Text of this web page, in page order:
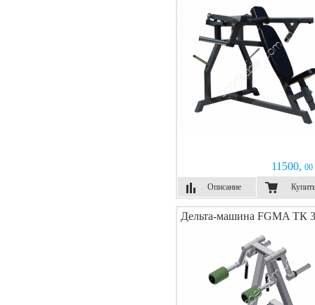
11500, 00
Описание
Купить
Дельта-машина FGMA ТК